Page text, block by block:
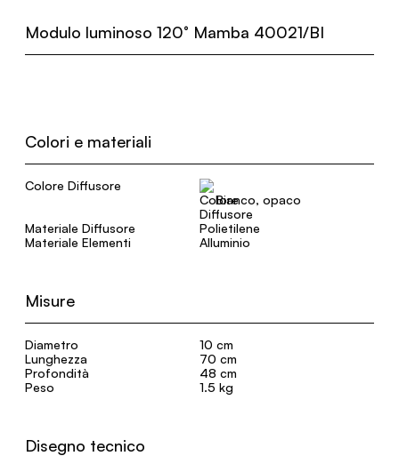
Modulo luminoso 120° Mamba 40021/BI
Colori e materiali
Colore Diffusore
Bianco, opaco
Materiale Diffusore
Polietilene
Materiale Elementi
Alluminio
Misure
Diametro
10 cm
Lunghezza
70 cm
Profondità
48 cm
Peso
1.5 kg
Disegno tecnico